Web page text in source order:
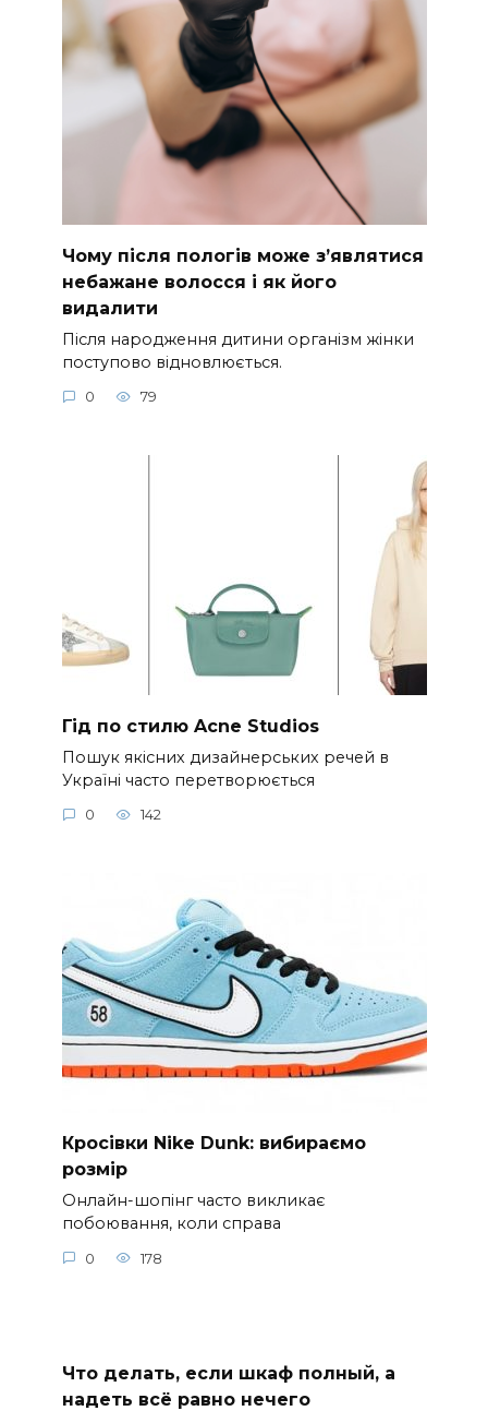
Чому після пологів може з’являтися
небажане волосся і як його
видалити
Після народження дитини організм жінки
поступово відновлюється.
0 79
Гід по стилю Acne Studios
Пошук якісних дизайнерських речей в
Україні часто перетворюється
0 142
Кросівки Nike Dunk: вибираємо
розмір
Онлайн-шопінг часто викликає
побоювання, коли справа
0 178
Что делать, если шкаф полный, а
надеть всё равно нечего